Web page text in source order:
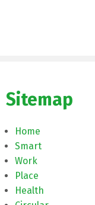
Sitemap
Home
Smart
Work
Place
Health